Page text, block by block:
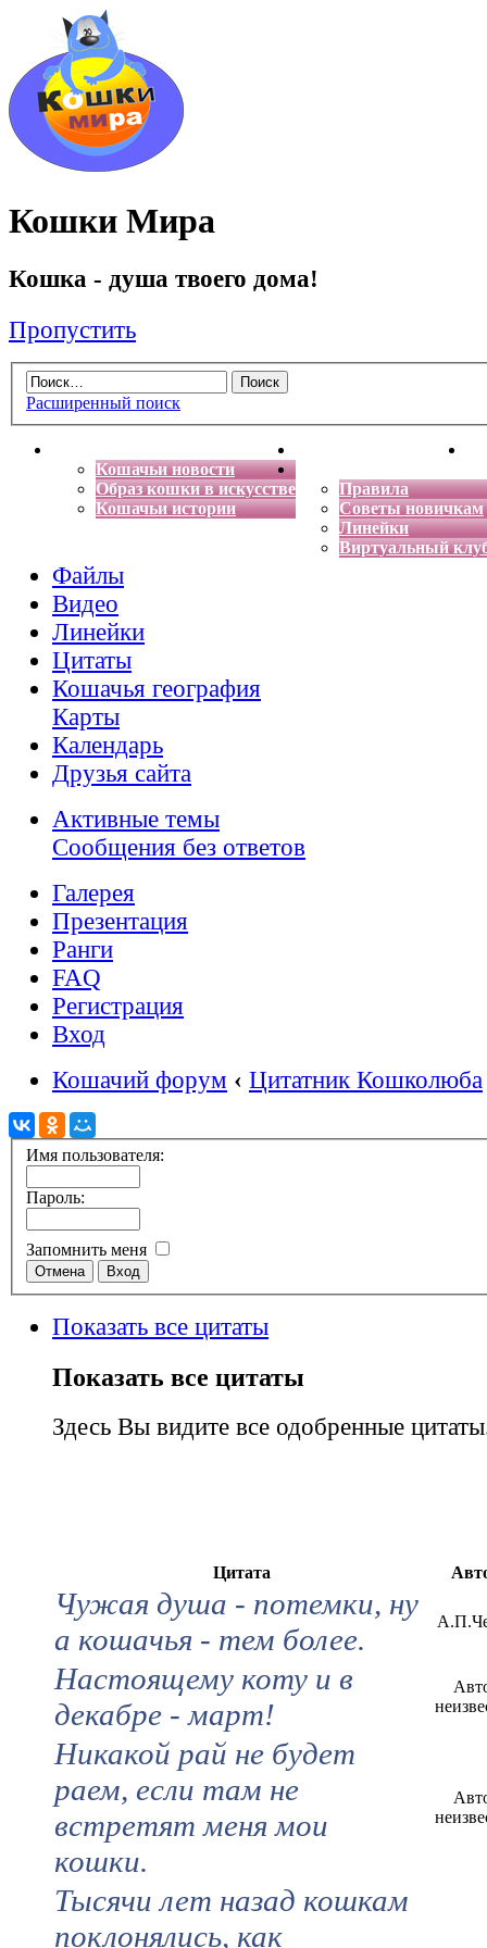
Кошки Мира
Кошка - душа твоего дома!
Пропустить
Расширенный поиск
Кошачьи новости
Образ кошки в искусстве
Кошачьи истории
Энциклопедия кошек
Правила
Советы новичкам
Линейки
Виртуальный
Файлы
Видео
Линейки
Цитаты
Кошачья география
Карты
Календарь
Друзья сайта
Активные темы
Сообщения без ответов
Галерея
Презентация
Ранги
FAQ
Регистрация
Вход
Кошачий форум ‹ Цитатник Кошколюба
Имя пользователя:
Пароль:
Запомнить меня
Показать все цитаты
Показать все цитаты
Здесь Вы видите все одобренные
Цитата
Чужая душа - потемки, ну
а кошачья - тем более.
Настоящему коту и в
декабре - март!
Никакой рай не будет
раем, если там не
встретят меня мои
кошки.
Тысячи лет назад кошкам
поклонялись, как